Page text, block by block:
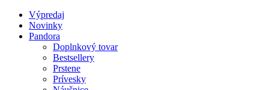
Výpredaj
Novinky
Pandora
Doplnkový tovar
Bestsellery
Prstene
Prívesky